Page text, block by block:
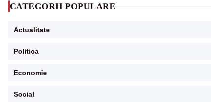
CATEGORII POPULARE
Actualitate
Politica
Economie
Social